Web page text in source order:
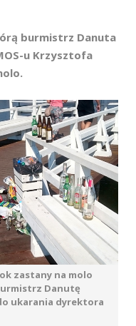
burmistrz Danuta
u Krzysztofa
zastany na molo
Danutę
ukarania dyrektora